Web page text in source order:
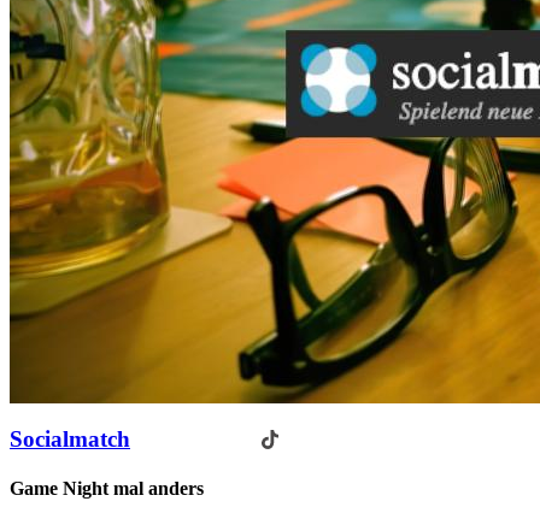
Socialmatch
Game Night mal anders